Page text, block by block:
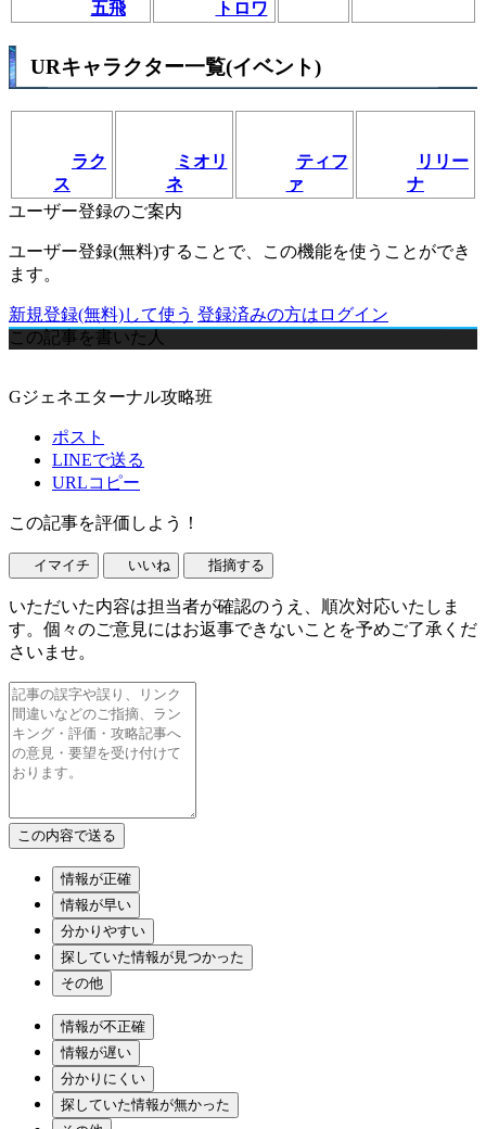
五飛 トロワ
URキャラクター一覧(イベント)
ラク
ス
ミオリ
ネ
ティフ
ァ
リリー
ナ
ユーザー登録のご案内
ユーザー登録(無料)することで、この機能を使うことができ
ます。
新規登録(無料)して使う 登録済みの方はログイン
この記事を書いた人
Gジェネエターナル攻略班
ポスト
LINEで送る
URLコピー
この記事を評価しよう！
イマイチ いいね 指摘する
いただいた内容は担当者が確認のうえ、順次対応いたしま
す。個々のご意見にはお返事できないことを予めご了承くだ
さいませ。
情報が正確
情報が早い
分かりやすい
探していた情報が見つかった
その他
情報が不正確
情報が遅い
分かりにくい
探していた情報が無かった